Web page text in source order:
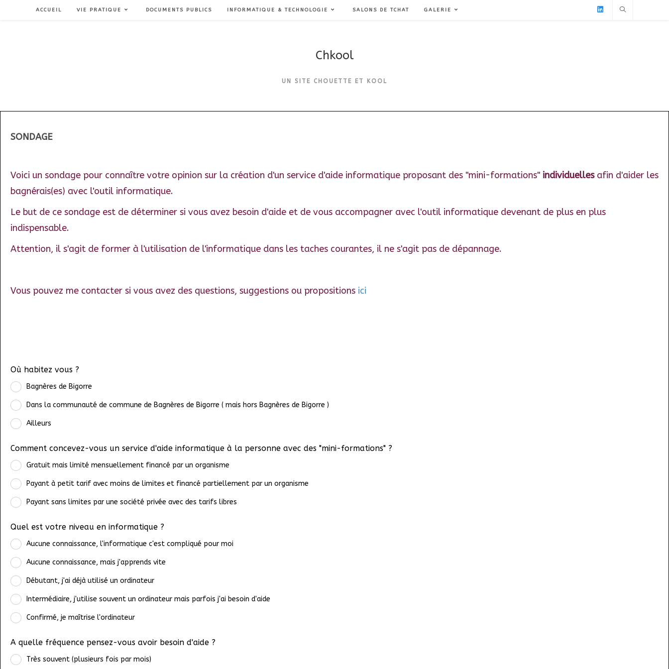
ACCUEIL VIE PRATIQUE DOCUMENTS PUBLICS INFORMATIQUE & TECHNOLOGIE SALONS DE TCHAT GALERIE
Chkool
UN SITE CHOUETTE ET KOOL
SONDAGE
Voici un sondage pour connaître votre opinion sur la création d'un service d'aide informatique proposant des "mini-formations" individuellesafin d'aider les
bagnérais(es) avec l'outil informatique.
Le but de ce sondage est de déterminer si vous avez besoin d'aide et de vous accompagner avec l'outil informatique devenant de plus en plus
indispensable.
Attention, il s'agit de former à l'utilisation de l'informatique dans les taches courantes, il ne s'agit pas de dépannage.
Vous pouvez me contacter si vous avez des questions, suggestions ou propositions ici
Où habitez vous ?
Bagnères de Bigorre
Dans la communauté de commune de Bagnères de Bigorre ( mais hors Bagnères de Bigorre )
Ailleurs
Comment concevez-vous un service d'aide informatique à la personne avec des "mini-formations" ?
Gratuit mais limité mensuellement financé par un organisme
Payant à petit tarif avec moins de limites et financé partiellement par un organisme
Payant sans limites par une société privée avec des tarifs libres
Quel est votre niveau en informatique ?
Aucune connaissance, l'informatique c'est compliqué pour moi
Aucune connaissance, mais j'apprends vite
Débutant, j'ai déjà utilisé un ordinateur
Intermédiaire, j'utilise souvent un ordinateur mais parfois j'ai besoin d'aide
Confirmé, je maîtrise l'ordinateur
A quelle fréquence pensez-vous avoir besoin d'aide ?
Très souvent (plusieurs fois par mois)